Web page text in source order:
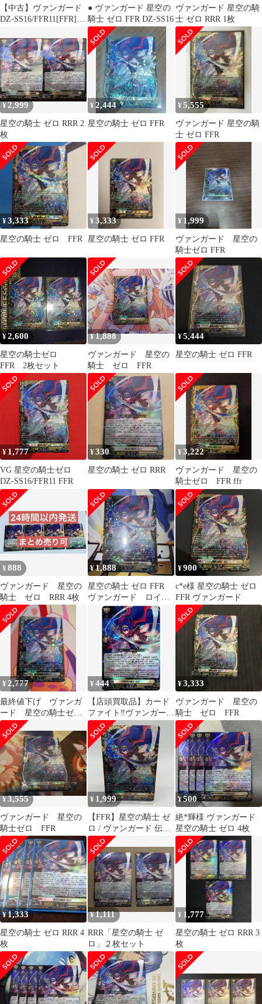
【中古】ヴァンガード
DZ-SS16/FFR11[FFR]：
● ヴァンガード 星空の
騎士 ゼロ FFR DZ-SS16
ヴァンガード 星空の騎
士 ゼロ RRR 1枚
¥ 2,999
星空の騎士 ゼロ RRR 2
枚
¥ 2,444
星空の騎士 ゼロ FFR
¥5,555
ヴァンガード 星空の騎
士 ゼロ FFR
¥3,333
星空の騎士 ゼロ FFR
¥3,333
星空の騎士 ゼロ FFR
¥ 1,999
ヴァンガード 星空の
騎士ゼロ FFR
¥2,600
星空の騎士ゼロ
FFR 2枚セット
¥1,888
ヴァンガード 星空の
騎士 ゼロ FFR
¥5,444
星空の騎士 ゼロ FFR
¥ 1,777
VG 星空の騎士ゼロ
DZ-SS16/FFR11 FFR
¥330
星空の騎士 ゼロ RRR
¥3,222
ヴァンガード 星空の
騎士ゼロ FFR ffr
¥888
ヴァンガード 星空の
騎士 ゼロ RRR 4枚
¥1,888
星空の騎士 ゼロ FFR
ヴァンガード ロイヤ
ルパラディン
¥900
c*e様 星空の騎士 ゼロ
FFR ヴァンガード
¥ 2,777
最終値下げ ヴァンガ
ード 星空の騎士ゼ
ロ FFR
¥444
【店頭買取品】カード
ファイト‼︎ヴァンガー
ド,シングルカード,DZ
シリーズ,スペシャルシ
リーズ
DZ/SS16/015RRR 星空
の騎士 ゼロ RRR
¥3,333
ヴァンガード 星空の
騎士 ゼロ FFR
¥3,555
ヴァンガード 星空の
騎士ゼロ FFR
¥ 1,999
【FFR】星空の騎士 ゼ
ロ / ヴァンガード 伝説
の先導者達 / VG-DZ-
SS16
¥500
絶*輝様 ヴァンガード
星空の騎士 ゼロ 4枚
¥1,333
星空の騎士 ゼロ RRR 4
枚
¥1,111
RRR「星空の騎士 ゼ
ロ」２枚セット
¥ 1,777
星空の騎士 ゼロ RRR 3
枚